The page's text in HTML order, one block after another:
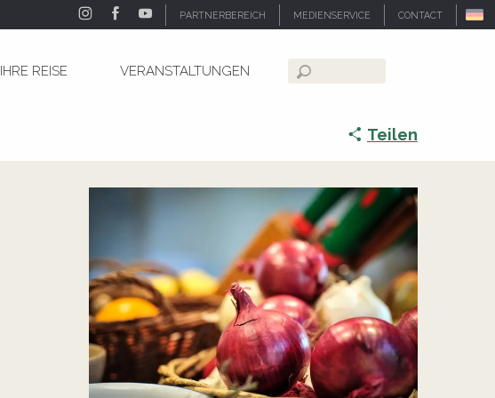
PARTNERBEREICH MEDIENSERVICE CONTACT
IHRE REISE VERANSTALTUNGEN
Suche
Teilen